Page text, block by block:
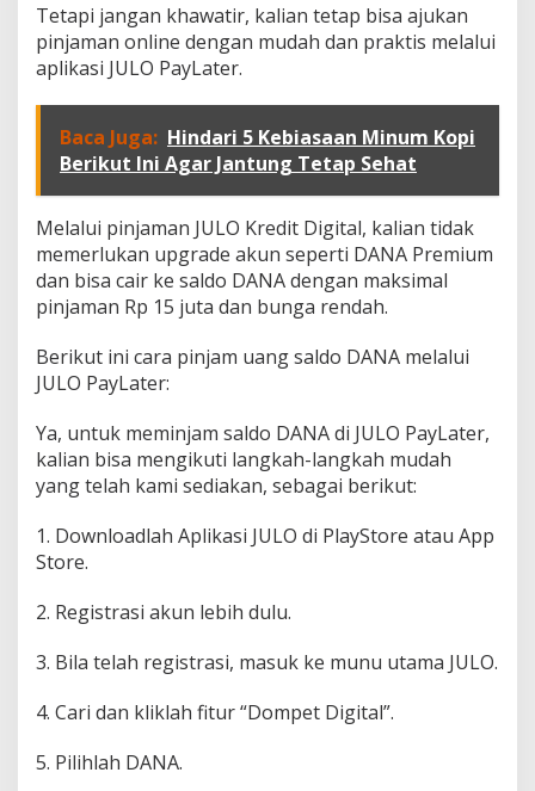
Tetapi jangan khawatir, kalian tetap bisa ajukan
pinjaman online dengan mudah dan praktis melalui
aplikasi JULO PayLater.
Baca Juga: Hindari 5 Kebiasaan Minum Kopi
Berikut Ini Agar Jantung Tetap Sehat
Melalui pinjaman JULO Kredit Digital, kalian tidak
memerlukan upgrade akun seperti DANA Premium
dan bisa cair ke saldo DANA dengan maksimal
pinjaman Rp 15 juta dan bunga rendah.
Berikut ini cara pinjam uang saldo DANA melalui
JULO PayLater:
Ya, untuk meminjam saldo DANA di JULO PayLater,
kalian bisa mengikuti langkah-langkah mudah
yang telah kami sediakan, sebagai berikut:
1. Downloadlah Aplikasi JULO di PlayStore atau App
Store.
2. Registrasi akun lebih dulu.
3. Bila telah registrasi, masuk ke munu utama JULO.
4. Cari dan kliklah fitur “Dompet Digital”.
5. Pilihlah DANA.